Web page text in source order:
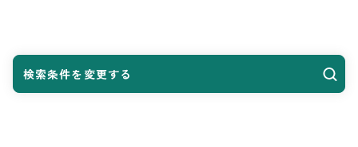
検索条件を変更する